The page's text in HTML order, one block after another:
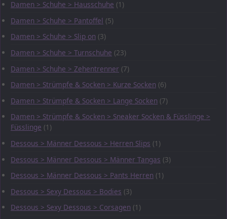
Damen > Schuhe > Hausschuhe (1)
Damen > Schuhe > Pantoffel (5)
Damen > Schuhe > Slip on (3)
Damen > Schuhe > Turnschuhe (23)
Damen > Schuhe > Zehentrenner (7)
Damen > Strümpfe & Socken > Kurze Socken (6)
Damen > Strümpfe & Socken > Lange Socken (7)
Damen > Strümpfe & Socken > Sneaker Socken & Füsslinge >
Füsslinge (1)
Dessous > Männer Dessous > Herren Slips (1)
Dessous > Männer Dessous > Männer Tangas (3)
Dessous > Männer Dessous > Pants Herren (1)
Dessous > Sexy Dessous > Bodies (3)
Dessous > Sexy Dessous > Corsagen (1)